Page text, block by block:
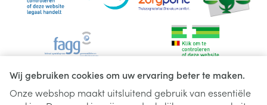
Wij gebruiken cookies om uw ervaring beter te maken.
Onze webshop maakt uitsluitend gebruik van essentiële